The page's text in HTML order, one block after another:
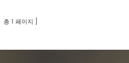
총 1 페이지